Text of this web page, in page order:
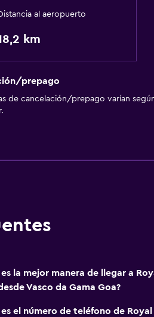
al aeropuerto
km
prepago
de cancelación/prepago varían
es la mejor manera de llegar a
Vasco da Gama Goa?
es el número de teléfono de